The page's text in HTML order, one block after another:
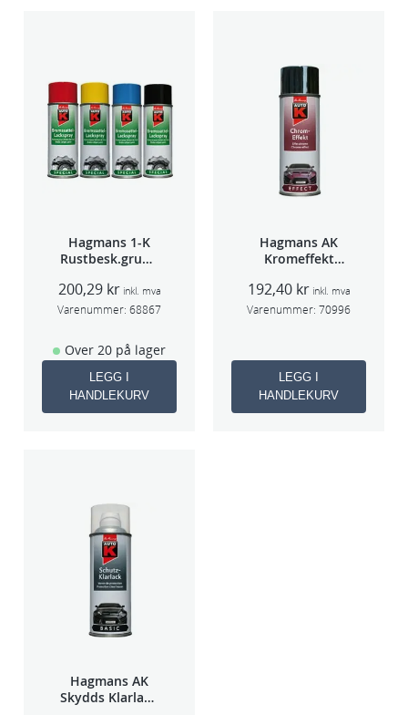
Hagmans 1-K
Rustbesk.grunn
200,29 kr inkl. mva
Varenummer: 68867
Over 20 på lager
LEGG I
HANDLEKURV
Hagmans AK
Kromeffekt
192,40 kr inkl. mva
Varenummer: 70996
LEGG I
HANDLEKURV
Hagmans AK
Skydds Klarlakk